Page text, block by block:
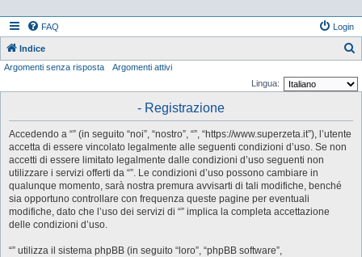
FAQ Login
Indice
Argomenti senza risposta
Argomenti attivi
Lingua:
- Registrazione
Accedendo a “” (in seguito “noi”, “nostro”, “”, “https://www.superzeta.it”), l’utente
accetta di essere vincolato legalmente alle seguenti condizioni d’uso. Se non
accetti di essere limitato legalmente dalle condizioni d’uso seguenti non
utilizzare i servizi offerti da “”. Le condizioni d’uso possono cambiare in
qualunque momento, sarà nostra premura avvisarti di tali modifiche, benché
sia opportuno controllare con frequenza queste pagine per eventuali
modifiche, dato che l’uso dei servizi di “” implica la completa accettazione
delle condizioni d’uso.
“” utilizza il sistema phpBB (in seguito “loro”, “phpBB software”,